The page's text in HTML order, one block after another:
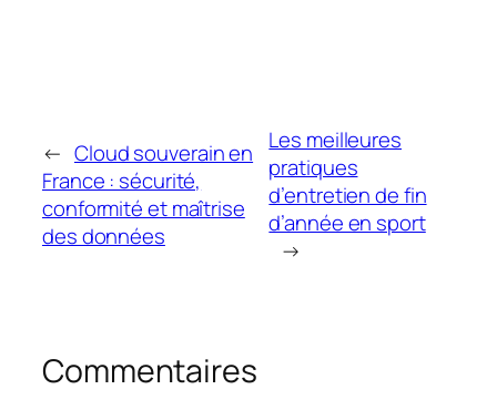
← Cloud souverain en
France : sécurité,
conformité et maîtrise
des données
Les meilleures
pratiques
d’entretien de fin
d’année en sport
→
Commentaires